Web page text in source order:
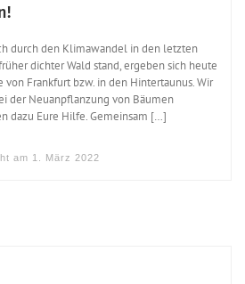
durch den Klimawandel in den letzten
dichter Wald stand, ergeben sich heute
von Frankfurt bzw. in den Hintertaunus. Wir
der Neuanpflanzung von Bäumen
dazu Eure Hilfe. Gemeinsam […]
am 1. März 2022